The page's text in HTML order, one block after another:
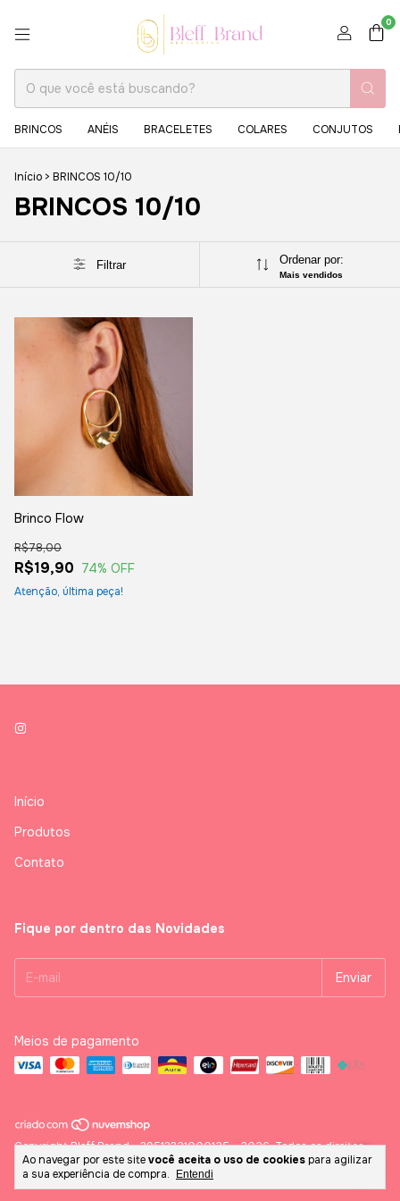
0
BRINCOS ANÉIS BRACELETES COLARES CONJUTOS
Ao navegar por este sitevocê aceita o uso de cookies para agilizar
a sua experiência de compra.
Entendi
Início > BRINCOS 10/10
BRINCOS 10/10
Filtrar Ordenar por:
Mais vendidos
Brinco Flow
R$19,90
R$78,00
74% OFF
Atenção, última peça!
Início
Produtos
Contato
Fique por dentro das Novidades
Meios de pagamento
Copyright Bleff Brand - 39513321000125 - 2026. Todos os direitos
reservados.